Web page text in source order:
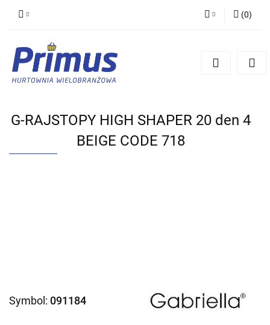
Zarejestruj się
(0)
G-RAJSTOPY HIGH SHAPER 20 den 4
BEIGE CODE 718
Symbol: 091184